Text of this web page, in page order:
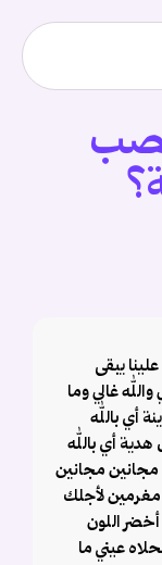
يبقى
غالي وما
أي بالله
هدية أي بالله
مجانين
لأجلك
أخضر اللون
عيني ما